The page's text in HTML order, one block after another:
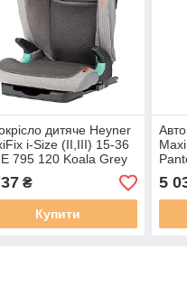
дитяче Heyner
i-Size (II,III) 15-36
795 120 Koala Grey
кольору
₴
Купити
5